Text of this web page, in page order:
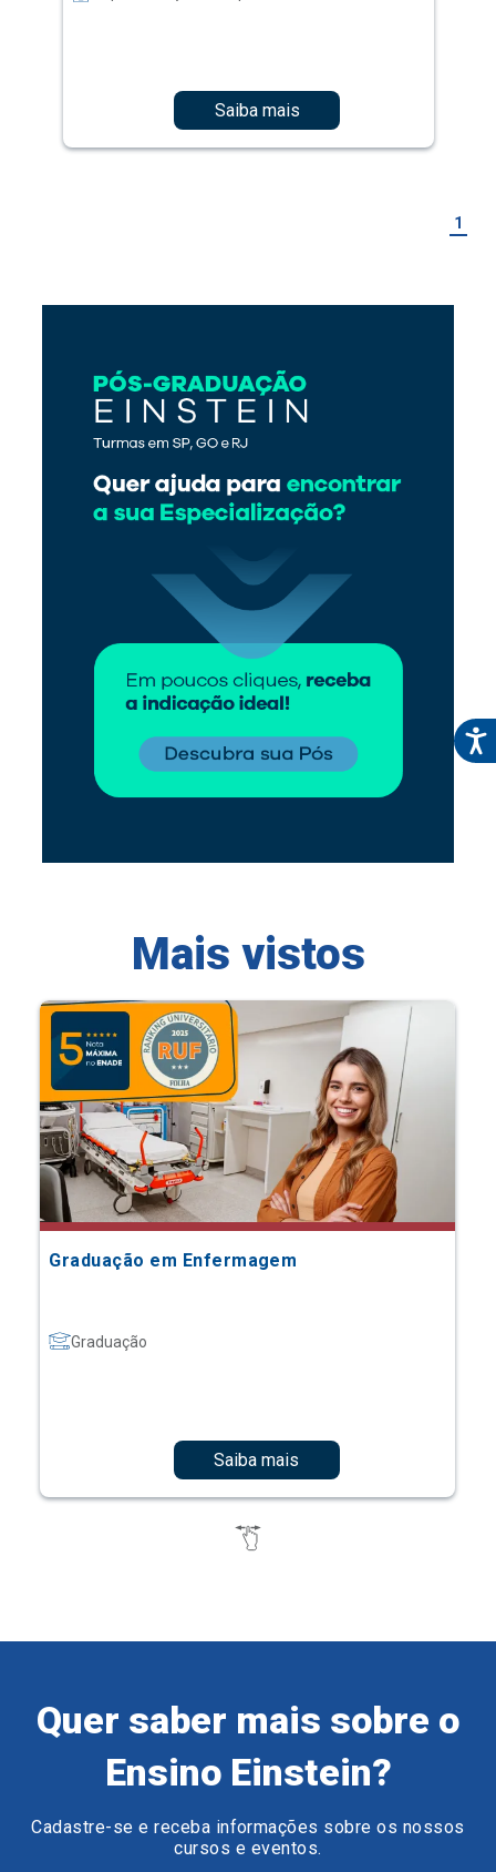
Saiba mais
1
Mais vistos
Graduação em Enfermagem
Graduação
Saiba mais
Quer saber mais sobre o
Ensino Einstein?
Cadastre-se e receba informações sobre os nossos
cursos e eventos.